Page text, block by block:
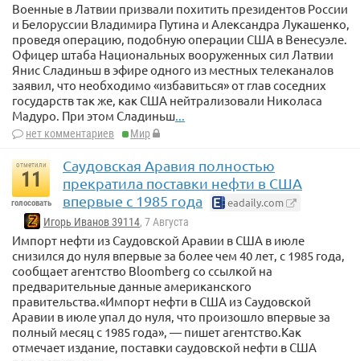
Военные в Латвии призвали похитить президентов России
и Белоруссии Владимира Путина и Александра Лукашенко,
проведя операцию, подобную операции США в Венесуэле.
Офицер штаба Национальных вооруженных сил Латвии
Янис Сладиньш в эфире одного из местных телеканалов
заявил, что необходимо «избавиться» от глав соседних
государств так же, как США нейтрализовали Николаса
Мадуро. При этом Сладиньш...
нет комментариев Мир
отметили
11
голосовать
Саудовская Аравия полностью
прекратила поставки нефти в США
впервые с 1985 года
eadaily.com
Игорь Иванов 39114, 7 Августа
Импорт нефти из Саудовской Аравии в США в июле
снизился до нуля впервые за более чем 40 лет, с 1985 года,
сообщает агентство Bloomberg со ссылкой на
предварительные данные американского
правительства.«Импорт нефти в США из Саудовской
Аравии в июле упал до нуля, что произошло впервые за
полный месяц с 1985 года», — пишет агентство.Как
отмечает издание, поставки саудовской нефти в США